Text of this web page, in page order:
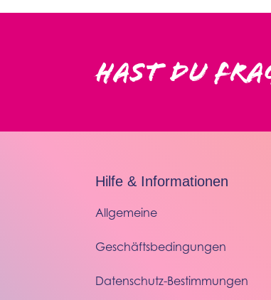
Hast du
Hilfe & Informationen
Allgemeine
Geschäftsbedingungen
Datenschutz-Bestimmungen